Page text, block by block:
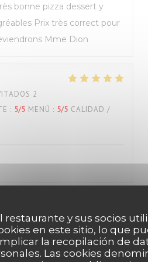
restaurante y sus socios
en este sitio, lo que
la recopilación de
Las cookies
bonne pizza dessert y
Prix très correct pour
Mme Dion
2
: 5/5 MENÚ : 5/5 CALIDAD /
2
: 5/5 MENÚ: 4/5 CALIDAD /